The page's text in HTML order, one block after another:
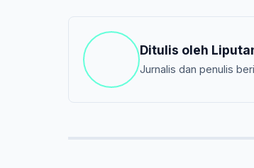
Ditulis oleh
Jurnalis dan penulis